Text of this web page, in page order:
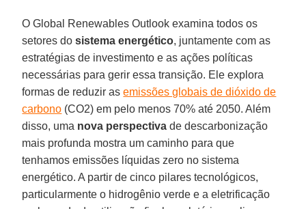
O Global Renewables Outlook examina todos os
setores dosistema energético, juntamente com as
estratégias de investimento e as ações políticas
necessárias para gerir essa transição. Ele explora
formas de reduzir asemissões globais de dióxido de
carbono (CO2) em pelo menos 70% até 2050. Além
disso, uma nova perspectiva de descarbonização
mais profunda mostra um caminho para que
tenhamos emissões líquidas zero no sistema
energético. A partir de cinco pilares tecnológicos,
particularmente o hidrogênio verde e a eletrificação